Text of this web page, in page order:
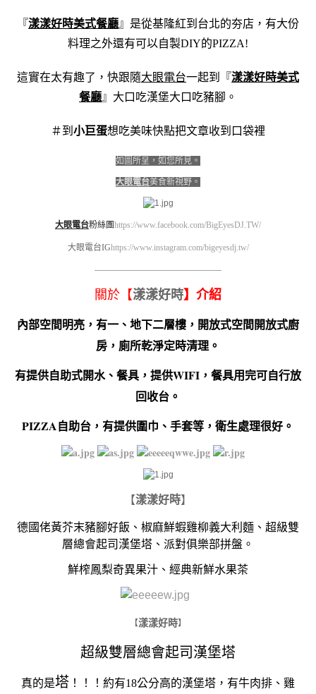
『漾漾好時美式餐廳』是從基隆紅到台北的夯店，有大份
料理之外還有可以自製DIY的PIZZA!
這實在太有趣了，快跟隨大眼電台一起到『漾漾好時美式
餐廳』大口吃漢堡大口吃豬腳。
＃到 小巨蛋想吃美味快點把文章收到口袋裡
如圖所呈，如您所見。
大眼電台美食新視野。
大眼電台粉絲團https://www.facebook.com/BigEyesDJ.TW/
大眼電台IGhttps://www.instagram.com/bigeyesdj.tw/
————————————————————
關於【漾漾好時】介紹
內部空間明亮，有一、地下二層樓，開放式空間開放式廚
房，廁所乾淨定時清理。
有提供自助式開水、餐具，提供WIFI，餐具用完可自行放
回收台。
PIZZA自助台，有提供圍巾、手套等，衛生處理很好。
【漾漾好時】
德國佬黃芥末豬腳好飯、椒麻鮮蝦雞柳義大利麵、超級雙
層總會起司漢堡塔、派對俱樂部拼盤。
鮮榨鳳梨奇異果汁、經典新鮮水果茶
【漾漾好時】
超級雙層總會起司漢堡塔
真的是塔 ！！！約有18公分高的漢堡塔，有牛肉排、雞